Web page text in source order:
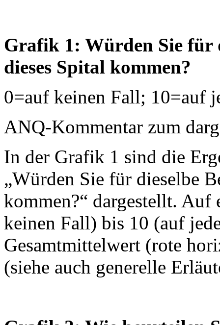
Grafik 1: Würden Sie für
dieses Spital kommen?
0=auf keinen Fall; 10=auf
ANQ-Kommentar zum
In der Grafik 1 sind die
„Würden Sie für dieselbe
kommen?“ dargestellt. Auf
keinen Fall) bis 10 (auf
Gesamtmittelwert (rote
(siehe auch generelle